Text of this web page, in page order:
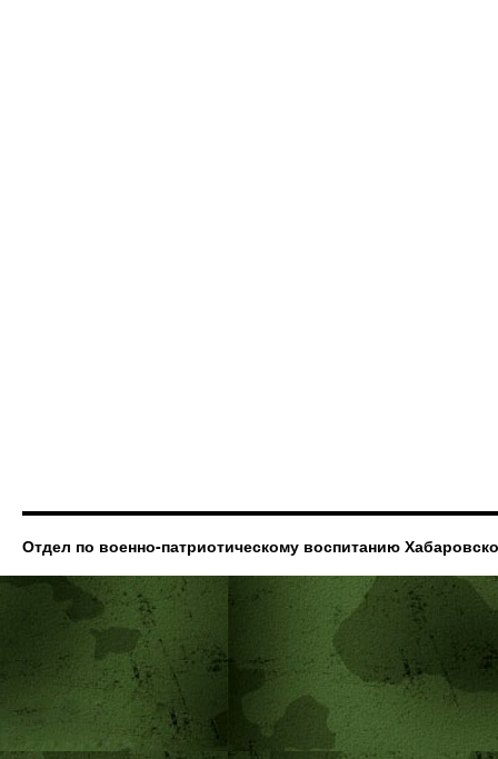
Отдел по военно-патриотическому воспитанию